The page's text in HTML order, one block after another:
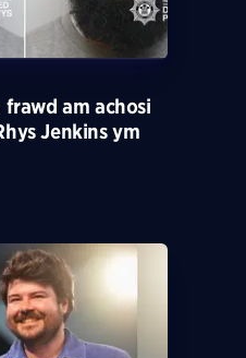
frawd am achosi
Jenkins ym